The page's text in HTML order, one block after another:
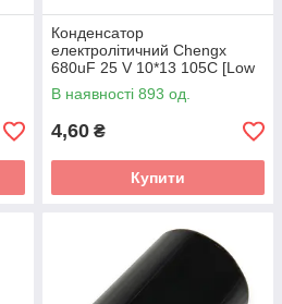
Конденсатор
електролітичний Chengx
680uF 25 V 10*13 105C [Low
ESR]
В наявності 893 од.
4,60 ₴
Купити